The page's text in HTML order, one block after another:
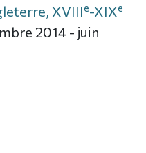
XVIIIe-XIXe
2014 - juin